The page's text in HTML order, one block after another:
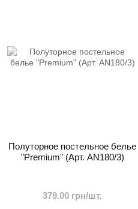
Полуторное постельное белье
"Premium" (Арт. AN180/3)
379.00 грн/шт.